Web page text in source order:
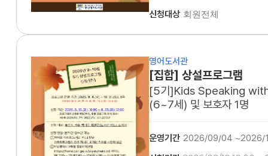
(2020~2021년생)
신청대상 회원전체
영어도서관
[집합] 상설프로그램
[5기]Kids Speaking
(6~7세) 및 보호자 1명
운영기간 2026/09/04 ~2026/